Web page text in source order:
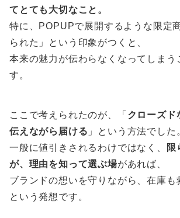
てとても大切なこと。
特に、POPUPで展開するような限定
られた」という印象がつくと、
本来の魅力が伝わらなくなってしまう
す。
ここで考えられたのが、「 クローズド
伝えながら届ける 」という方法でした
一般に値引きされるわけではなく、
限
が、理由を知って選ぶ場があれば、
ブランドの想いを守りながら、在庫も
という発想です。